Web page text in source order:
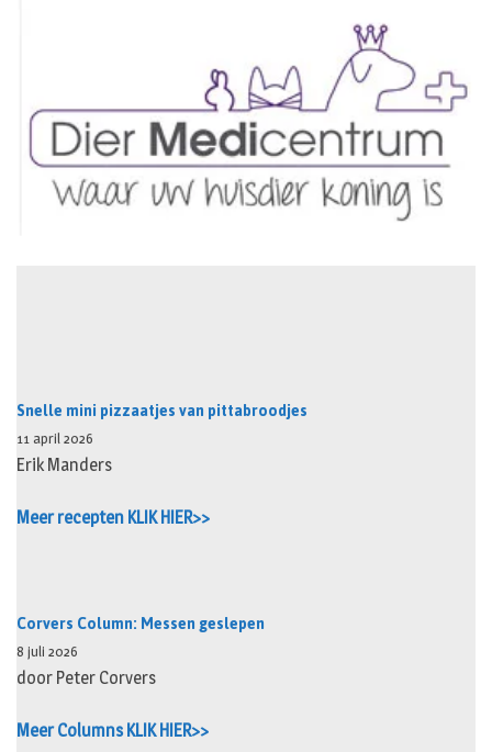
Snelle mini pizzaatjes van pittabroodjes
11 april 2026
Erik Manders
Meer recepten KLIK HIER>>
Corvers Column: Messen geslepen
8 juli 2026
door Peter Corvers
Meer Columns KLIK HIER>>